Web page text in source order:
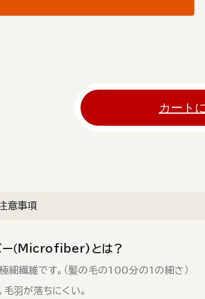
カート
意事項
ー（Microfiber)とは？
細繊維です。（髪の毛の100分の1の細さ）
毛羽が落ちにくい。